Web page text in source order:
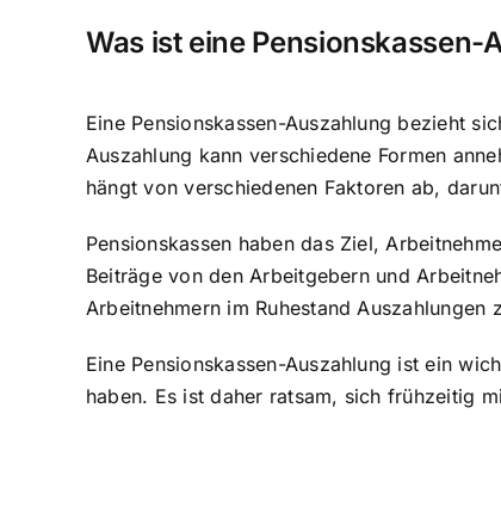
Was ist eine Pensionskassen-
Eine Pensionskassen-Auszahlung bezieht
Auszahlung kann verschiedene Formen
hängt von verschiedenen Faktoren ab,
Pensionskassen haben das Ziel,
Beiträge von den Arbeitgebern und
Arbeitnehmern im Ruhestand Auszahlungen
Eine Pensionskassen-Auszahlung ist ein
haben. Es ist daher ratsam, sich frühzeitig